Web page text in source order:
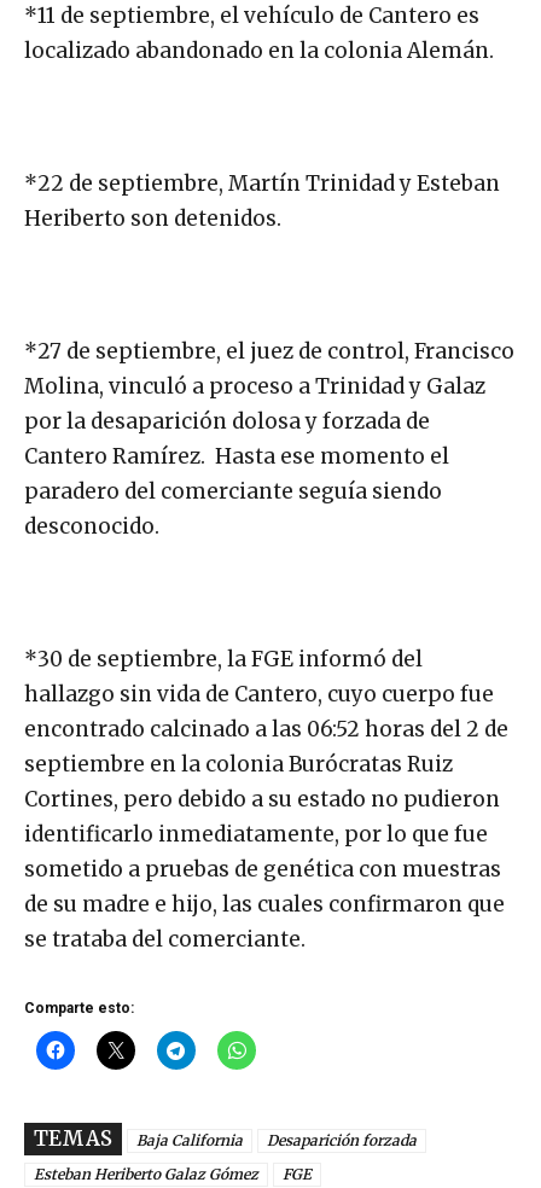
*11 de septiembre, el vehículo de Cantero es
localizado abandonado en la colonia Alemán.
*22 de septiembre, Martín Trinidad y Esteban
Heriberto son detenidos.
*27 de septiembre, el juez de control, Francisco
Molina, vinculó a proceso a Trinidad y Galaz
por la desaparición dolosa y forzada de
Cantero Ramírez. Hasta ese momento el
paradero del comerciante seguía siendo
desconocido.
*30 de septiembre, la FGE informó del
hallazgo sin vida de Cantero, cuyo cuerpo fue
encontrado calcinado a las 06:52 horas del 2 de
septiembre en la colonia Burócratas Ruiz
Cortines, pero debido a su estado no pudieron
identificarlo inmediatamente, por lo que fue
sometido a pruebas de genética con muestras
de su madre e hijo, las cuales confirmaron que
se trataba del comerciante.
Comparte esto:
TEMAS Baja California
Desaparición forzada
Esteban Heriberto Galaz Gómez
FGE